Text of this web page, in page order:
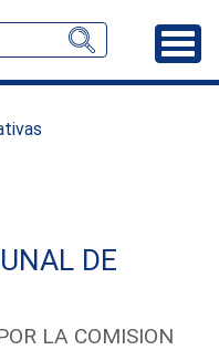
DE
LA COMISION